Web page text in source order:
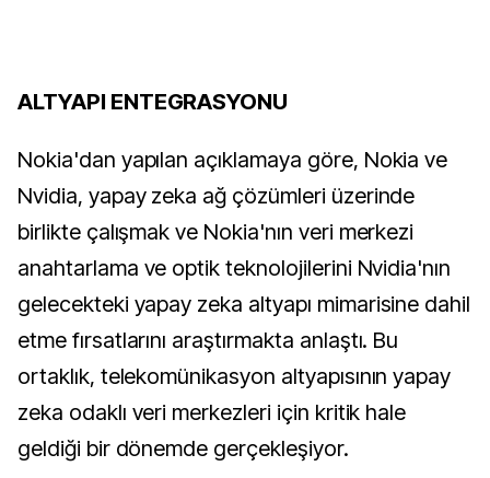
ALTYAPI ENTEGRASYONU
Nokia'dan yapılan açıklamaya göre, Nokia ve
Nvidia, yapay zeka ağ çözümleri üzerinde
birlikte çalışmak ve Nokia'nın veri merkezi
anahtarlama ve optik teknolojilerini Nvidia'nın
gelecekteki yapay zeka altyapı mimarisine dahil
etme fırsatlarını araştırmakta anlaştı. Bu
ortaklık, telekomünikasyon altyapısının yapay
zeka odaklı veri merkezleri için kritik hale
geldiği bir dönemde gerçekleşiyor.